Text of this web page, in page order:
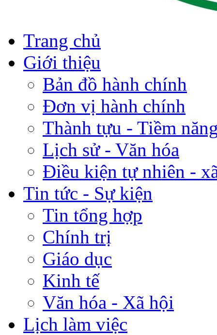
Trang chủ
Giới thiệu
Bản đồ hành chính
Đơn vị hành chính
Thành tựu - Tiềm
Lịch sử - Văn hóa
Điều kiện tự nhiên -
Tin tức - Sự kiện
Tin tổng hợp
Chính trị
Giáo dục
Kinh tế
Văn hóa - Xã hội
Lịch làm việc